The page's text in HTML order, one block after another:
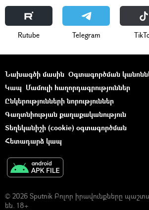
Rutube Telegram
Նախագծի մասին Օգտագործման
Կապ Մամուլի հաղորդագրություններ
Ընկերությունների նորություններ
Գաղտնիության քաղաքականություն
Տեղեկանիշի (cookie) օգտագործման
Հետադարձ կապ
© 2026 Sputnik Բոլոր իրավունքները
են. 18+